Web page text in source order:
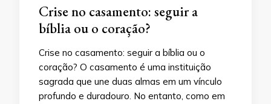
Crise no casamento: seguir a
bíblia ou o coração?
Crise no casamento: seguir a bíblia ou o
coração? O casamento é uma instituição
sagrada que une duas almas em um vínculo
profundo e duradouro. No entanto, como em